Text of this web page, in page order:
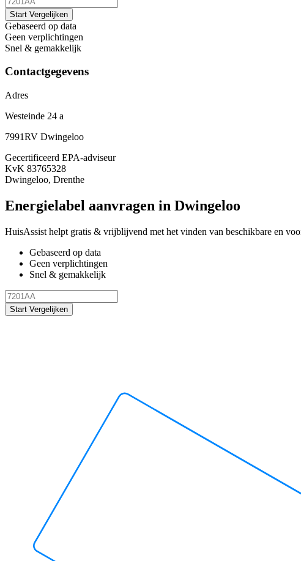
Start Vergelijken
Gebaseerd op data
Geen verplichtingen
Snel & gemakkelijk
Contactgegevens
Adres
Westeinde 24 a
7991RV Dwingeloo
Gecertificeerd EPA-adviseur
KvK 83765328
Dwingeloo, Drenthe
Energielabel aanvragen in Dwingeloo
HuisAssist helpt gratis & vrijblijvend met het vinden van beschikbare en
Gebaseerd op data
Geen verplichtingen
Snel & gemakkelijk
Start Vergelijken